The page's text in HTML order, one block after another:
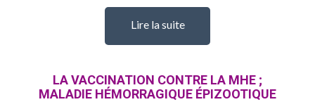
Lire la suite
LA VACCINATION CONTRE LA MHE ;
MALADIE HÉMORRAGIQUE ÉPIZOOTIQUE